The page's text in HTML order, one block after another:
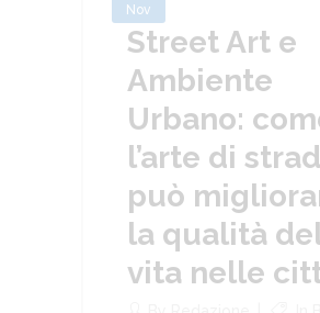
Nov
Street Art e
Ambiente
Urbano:
l’arte di
può
la qualità
vita nelle